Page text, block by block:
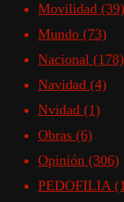
Movilidad (39)
Mundo (73)
Nacional (178)
Navidad (4)
Nvidad (1)
Obras (6)
Opinión (306)
PEDOFILIA